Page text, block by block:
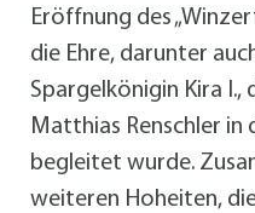
Eröffnung des
die Ehre, darunter
Spargelkönigin Kira
Matthias Renschler
begleitet wurde.
weiteren Hoheiten,